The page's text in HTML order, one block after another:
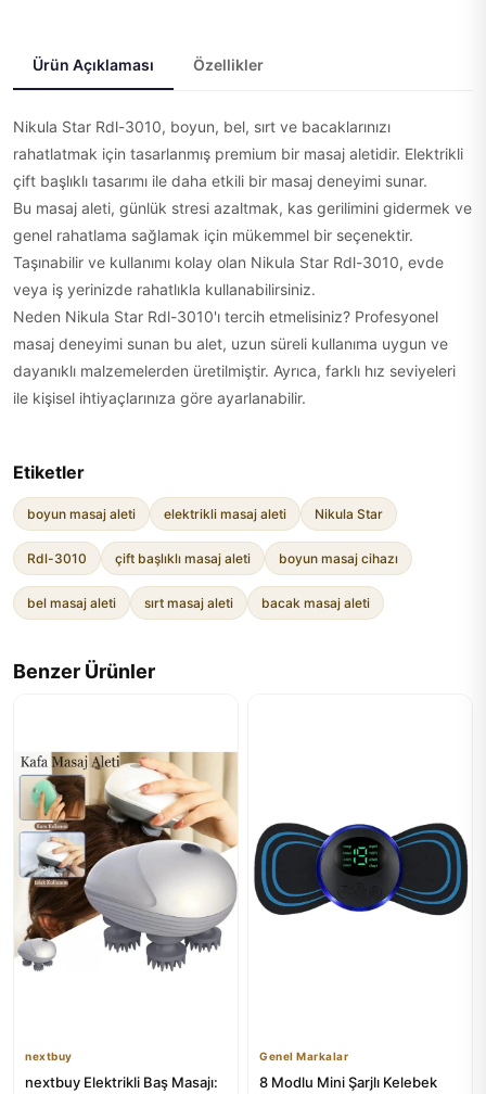
Ürün Açıklaması Özellikler
Nikula Star Rdl-3010, boyun, bel, sırt ve bacaklarınızı
rahatlatmak için tasarlanmış premium bir masaj aletidir. Elektrikli
çift başlıklı tasarımı ile daha etkili bir masaj deneyimi sunar.
Bu masaj aleti, günlük stresi azaltmak, kas gerilimini gidermek ve
genel rahatlama sağlamak için mükemmel bir seçenektir.
Taşınabilir ve kullanımı kolay olan Nikula Star Rdl-3010, evde
veya iş yerinizde rahatlıkla kullanabilirsiniz.
Neden Nikula Star Rdl-3010'ı tercih etmelisiniz? Profesyonel
masaj deneyimi sunan bu alet, uzun süreli kullanıma uygun ve
dayanıklı malzemelerden üretilmiştir. Ayrıca, farklı hız seviyeleri
ile kişisel ihtiyaçlarınıza göre ayarlanabilir.
Etiketler
boyun masaj aleti elektrikli masaj aleti Nikula Star
Rdl-3010 çift başlıklı masaj aleti boyun masaj cihazı
bel masaj aleti sırt masaj aleti bacak masaj aleti
Benzer Ürünler
nextbuy
nextbuy Elektrikli Baş Masajı:
Genel Markalar
8 Modlu Mini Şarjlı Kelebek